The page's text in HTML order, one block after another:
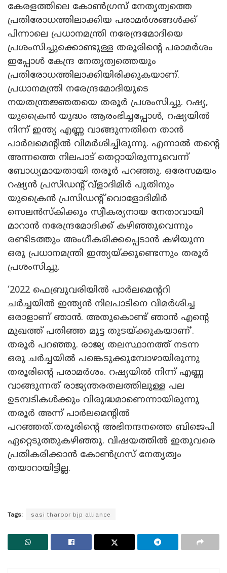
കേരളത്തിലെ കോൺ​ഗ്രസ് നേതൃത്വത്തെ
പ്രതിരോധത്തിലാക്കിയ പരാമർശങ്ങൾക്ക്
പിന്നാലെ പ്രധാനമന്ത്രി നരേന്ദ്രമോദിയെ
പ്രശംസിച്ചുക്കൊണ്ടുള്ള തരൂരിന്റെ പരാമർശം
ഇപ്പോൾ കേന്ദ്ര നേതൃത്വത്തെയും
പ്രതിരോധത്തിലാക്കിയിരിക്കുകയാണ്.
പ്രധാനമന്ത്രി നരേന്ദ്രമോദിയുടെ
നയതന്ത്രജ്ഞതയെ തരൂർ പ്രശംസിച്ചു. റഷ്യ,
യുക്രൈൻ യുദ്ധം ആരംഭിച്ചപ്പോൾ, റഷ്യയിൽ
നിന്ന് ഇന്ത്യ എണ്ണ വാങ്ങുന്നതിനെ താൻ
പാർലമെന്റിൽ വിമർശിച്ചിരുന്നു. എന്നാൽ തന്റെ
അന്നത്തെ നിലപാട് തെറ്റായിരുന്നുവെന്ന്
ബോധ്യമായതായി തരൂർ പറ‍ഞ്ഞു. ഒരേസമയം
റഷ്യൻ പ്രസിഡന്റ് വ്ളാദിമിർ പുതിനും
യുക്രൈൻ പ്രസിഡന്റ് വൊളോദിമിർ
സെലൻസ്കിക്കും സ്വീകര്യനായ നേതാവായി
മാറാൻ നരേന്ദ്രമോദിക്ക് കഴിഞ്ഞുവെന്നും
രണ്ടിടത്തും അംഗീകരിക്കപ്പെടാൻ കഴിയുന്ന
ഒരു പ്രധാനമന്ത്രി ഇന്ത്യയ്ക്കുണ്ടെന്നും തരൂർ
പ്രശംസിച്ചു.
‘2022 ഫെബ്രുവരിയിൽ പാർലമെന്ററി
ചർച്ചയിൽ ഇന്ത്യൻ നിലപാടിനെ വിമർശിച്ച
ഒരാളാണ് ഞാൻ. അതുകൊണ്ട് ഞാൻ എന്റെ
മുഖത്ത് പതിഞ്ഞ മുട്ട തുടയ്ക്കുകയാണ്’.
തരൂർ പറഞ്ഞു. രാജ്യ തലസ്ഥാനത്ത് നടന്ന
ഒരു ചർച്ചയിൽ പങ്കെടുക്കുമ്പോഴായിരുന്നു
തരൂരിന്റെ പരാമർശം. റഷ്യയിൽ നിന്ന് എണ്ണ
വാങ്ങുന്നത് രാജ്യന്തരതലത്തിലുള്ള പല
ഉടമ്പടികൾക്കും വിരുദ്ധമാണെന്നായിരുന്നു
തരൂർ അന്ന് പാർലമെന്റിൽ
പറഞ്ഞത്.തരൂരിന്റെ അഭിനന്ദനത്തെ ബിജെപി
ഏറ്റെടുത്തുകഴിഞ്ഞു. വിഷയത്തിൽ ഇതുവരെ
പ്രതികരിക്കാൻ കോൺ​ഗ്രസ് നേതൃത്വം
തയാറായിട്ടില്ല.
Tags: sasi tharoor bjp alliance